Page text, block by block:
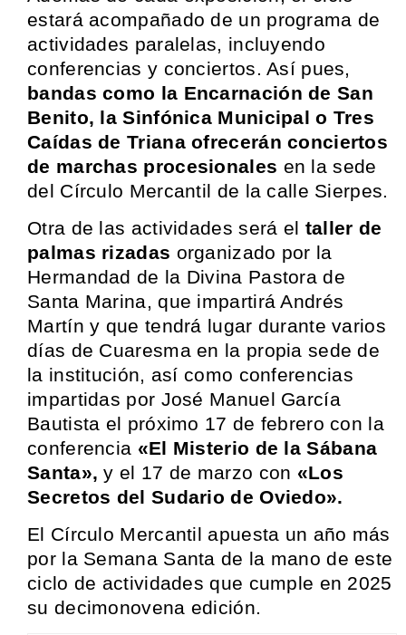
estará acompañado de un programa de
actividades paralelas, incluyendo
conferencias y conciertos. Así pues,
bandas como la Encarnación de San
Benito, la Sinfónica Municipal o Tres
Caídas de Triana ofrecerán conciertos
de marchas procesionales en la sede
del Círculo Mercantil de la calle Sierpes.
Otra de las actividades será el taller de
palmas rizadas organizado por la
Hermandad de la Divina Pastora de
Santa Marina, que impartirá Andrés
Martín y que tendrá lugar durante varios
días de Cuaresma en la propia sede de
la institución, así como conferencias
impartidas por José Manuel García
Bautista el próximo 17 de febrero con la
conferencia «El Misterio de la Sábana
Santa», y el 17 de marzo con «Los
Secretos del Sudario de Oviedo».
El Círculo Mercantil apuesta un año más
por la Semana Santa de la mano de este
ciclo de actividades que cumple en 2025
su decimonovena edición.